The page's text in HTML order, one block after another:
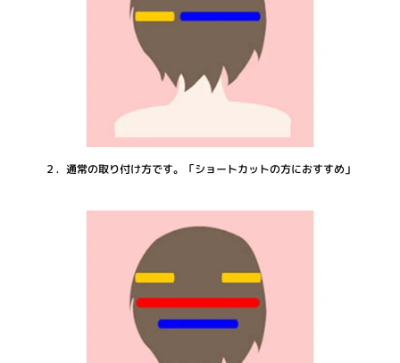
２．通常の取り付け方です。「ショートカットの方におすすめ」